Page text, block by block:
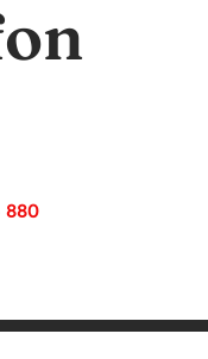
880